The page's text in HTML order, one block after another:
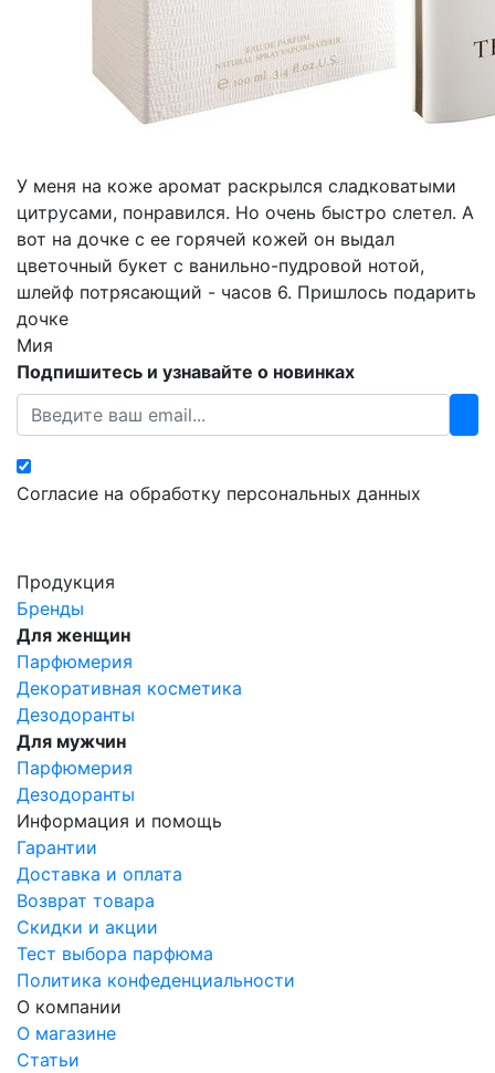
У меня на коже аромат раскрылся сладковатыми
цитрусами, понравился. Но очень быстро слетел. А
вот на дочке с ее горячей кожей он выдал
цветочный букет с ванильно-пудровой нотой,
шлейф потрясающий - часов 6. Пришлось подарить
дочке
Мия
Подпишитесь и узнавайте о новинках
Согласие на обработку персональных данных
Продукция
Бренды
Для женщин
Парфюмерия
Декоративная косметика
Дезодоранты
Для мужчин
Парфюмерия
Дезодоранты
Информация и помощь
Гарантии
Доставка и оплата
Возврат товара
Скидки и акции
Тест выбора парфюма
Политика конфеденциальности
О компании
О магазине
Статьи